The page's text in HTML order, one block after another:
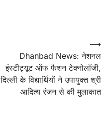
Dhanbad News: नेशनल
इंस्टीट्यूट ऑफ फैशन टेक्नोलॉजी,
दिल्ली के विद्यार्थियों ने उपायुक्त श्री
आदित्य रंजन से की मुलाकात
⟶